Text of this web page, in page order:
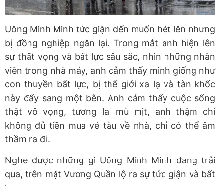
Uông Minh Minh tức giận đến muốn hét lên nhưng
bị đồng nghiệp ngăn lại. Trong mắt anh hiện lên
sự thất vọng và bất lực sâu sắc, nhìn những nhân
viên trong nhà máy, anh cảm thấy mình giống như
con thuyền bất lực, bị thế giới xa lạ và tàn khốc
này đẩy sang một bên. Anh cảm thấy cuộc sống
thật vô vọng, tương lai mù mịt, anh thậm chí
không đủ tiền mua vé tàu về nhà, chỉ có thể âm
thầm ra đi.
Nghe được những gì Uông Minh Minh đang trải
qua, trên mặt Vương Quần lộ ra sự tức giận và bất